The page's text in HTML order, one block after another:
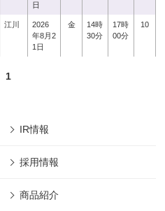
日
江川
2026
年8月2
1日
金
14時
30分
17時
00分
10
1
IR情報
採用情報
商品紹介